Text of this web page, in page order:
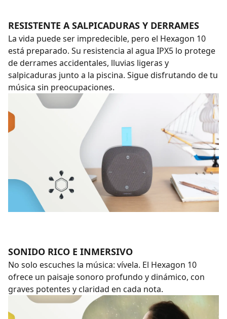
RESISTENTE A SALPICADURAS Y DERRAMES
La vida puede ser impredecible, pero el Hexagon 10
está preparado. Su resistencia al agua IPX5 lo protege
de derrames accidentales, lluvias ligeras y
salpicaduras junto a la piscina. Sigue disfrutando de tu
música sin preocupaciones.
SONIDO RICO E INMERSIVO
No solo escuches la música: vívela. El Hexagon 10
ofrece un paisaje sonoro profundo y dinámico, con
graves potentes y claridad en cada nota.